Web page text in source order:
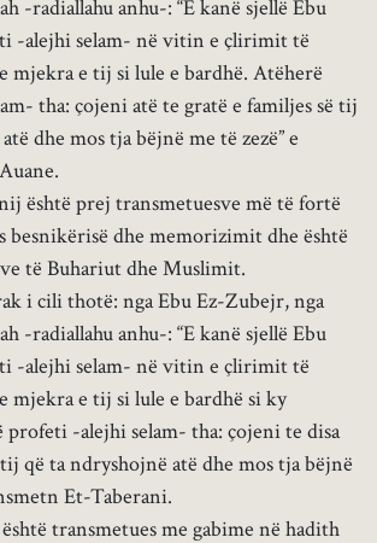
-radiallahu anhu-: “E kanë sjellë Ebu
-alejhi selam- në vitin e çlirimit të
mjekra e tij si lule e bardhë. Atëherë
tha: çojeni atë te gratë e familjes së tij
dhe mos tja bëjnë me të zezë” e
është prej transmetuesve më të fortë
besnikërisë dhe memorizimit dhe është
të Buhariut dhe Muslimit.
i cili thotë: nga Ebu Ez-Zubejr, nga
-radiallahu anhu-: “E kanë sjellë Ebu
-alejhi selam- në vitin e çlirimit të
mjekra e tij si lule e bardhë si ky
profeti -alejhi selam- tha: çojeni te disa
që ta ndryshojnë atë dhe mos tja bëjnë
Et-Taberani.
transmetues me gabime në hadith